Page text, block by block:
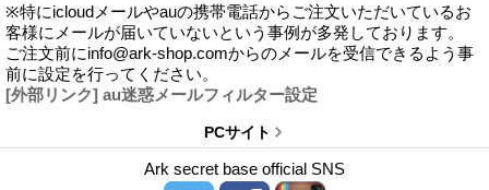
※特にicloudメールやauの携帯電話からご注文いただいているお
客様にメールが届いていないという事例が多発しております。
ご注文前にinfo@ark-shop.comからのメールを受信できるよう事
前に設定を行ってください。
[外部リンク] au迷惑メールフィルター設定
PCサイト
Ark secret base official SNS